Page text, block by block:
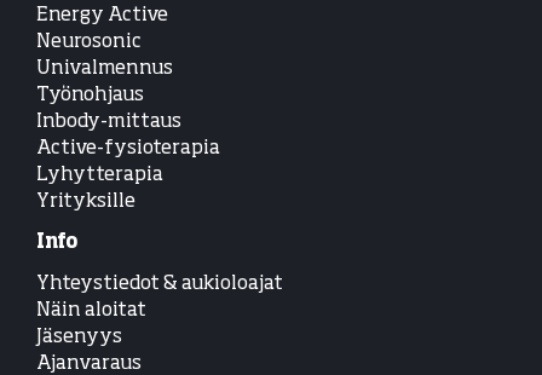
Energy Active
Neurosonic
Univalmennus
Työnohjaus
Inbody-mittaus
Active-fysioterapia
Lyhytterapia
Yrityksille
Info
Yhteystiedot & aukioloajat
Näin aloitat
Jäsenyys
Ajanvaraus